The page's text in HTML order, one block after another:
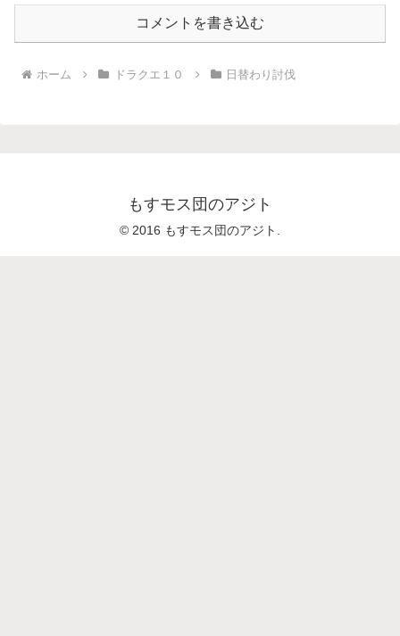
コメントを書き込む
ホーム ドラクエ１０ 日替わり討伐
もすモス団のアジト
© 2016 もすモス団のアジト.